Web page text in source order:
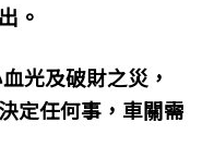
。
光及破財之災，
定任何事，車關需